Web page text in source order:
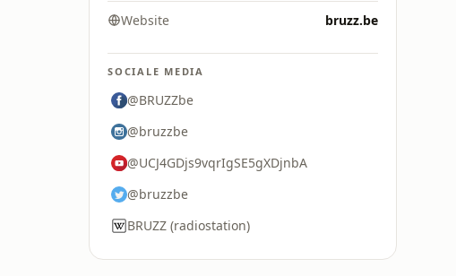
Website bruzz.be
SOCIALE MEDIA
@BRUZZbe
@bruzzbe
@UCJ4GDjs9vqrIgSE5gXDjnbA
@bruzzbe
BRUZZ (radiostation)